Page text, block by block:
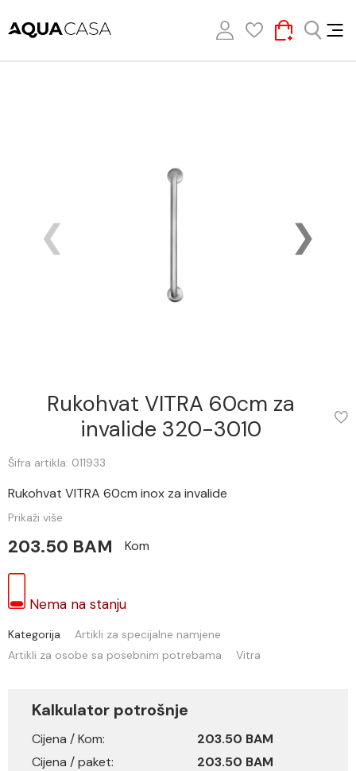
Rukohvat VITRA 60cm za
invalide 320-3010
Šifra artikla: 011933
Rukohvat VITRA 60cm inox za invalide
Prikaži više
203.50 BAM Kom
Nema na stanju
Kategorija
Artikli za specijalne namjene
Artikli za osobe sa posebnim potrebama
Vitra
Kalkulator potrošnje
Cijena / Kom:
203.50 BAM
Cijena / paket:
203.50 BAM